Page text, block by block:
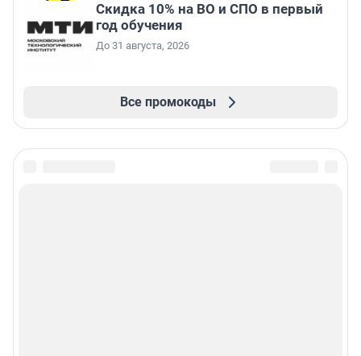
Скидка 10% на ВО и СПО в первый
год обучения
До 31 августа, 2026
Все промокоды